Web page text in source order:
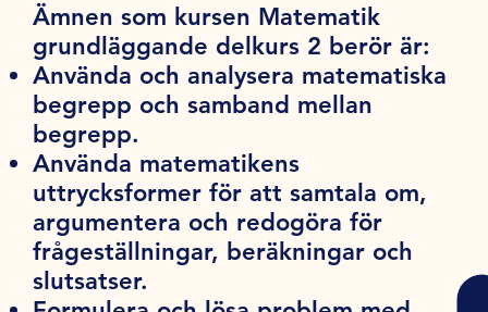
Ämnen som kursen Matematik
grundläggande delkurs 2 berör är:
Använda och analysera matematiska
begrepp och samband mellan
begrepp.
Använda matematikens
uttrycksformer för att samtala om,
argumentera och redogöra för
frågeställningar, beräkningar och
slutsatser.